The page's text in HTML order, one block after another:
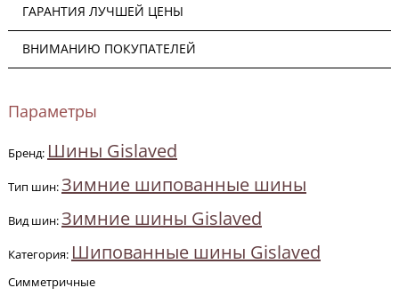
ГАРАНТИЯ ЛУЧШЕЙ ЦЕНЫ
ВНИМАНИЮ ПОКУПАТЕЛЕЙ
Параметры
Бренд: Шины Gislaved
Тип шин:Зимние шипованные шины
Вид шин:Зимние шины Gislaved
Категория: Шипованные шины Gislaved
Симметричные